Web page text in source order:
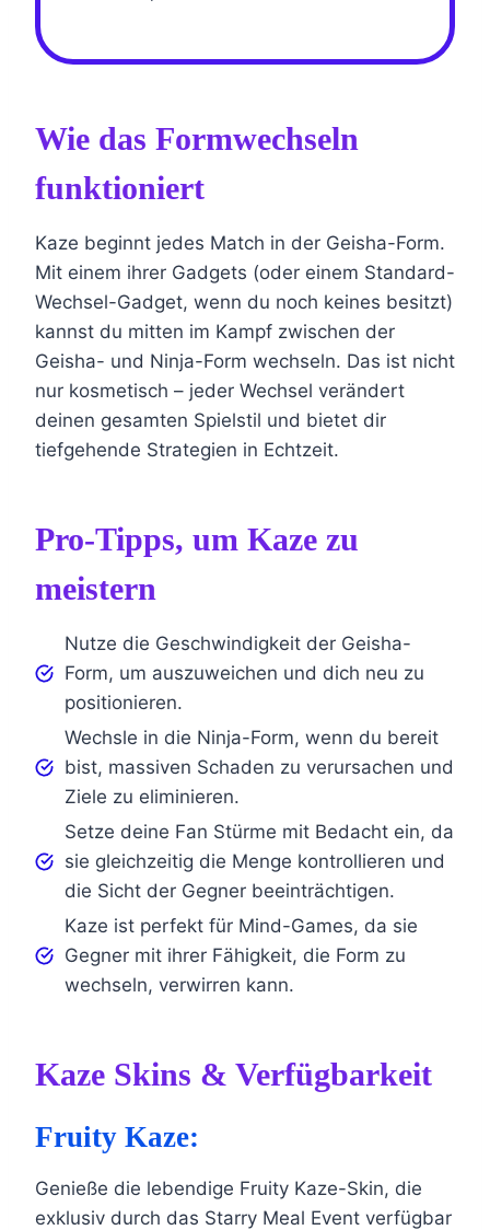
Wie das Formwechseln
funktioniert
Kaze beginnt jedes Match in der Geisha-Form.
Mit einem ihrer Gadgets (oder einem Standard-
Wechsel-Gadget, wenn du noch keines besitzt)
kannst du mitten im Kampf zwischen der
Geisha- und Ninja-Form wechseln. Das ist nicht
nur kosmetisch – jeder Wechsel verändert
deinen gesamten Spielstil und bietet dir
tiefgehende Strategien in Echtzeit.
Pro-Tipps, um Kaze zu
meistern
Nutze die Geschwindigkeit der Geisha-
Form, um auszuweichen und dich neu zu
positionieren.
Wechsle in die Ninja-Form, wenn du bereit
bist, massiven Schaden zu verursachen und
Ziele zu eliminieren.
Setze deine Fan Stürme mit Bedacht ein, da
sie gleichzeitig die Menge kontrollieren und
die Sicht der Gegner beeinträchtigen.
Kaze ist perfekt für Mind-Games, da sie
Gegner mit ihrer Fähigkeit, die Form zu
wechseln, verwirren kann.
Kaze Skins & Verfügbarkeit
Fruity Kaze:
Genieße die lebendige Fruity Kaze-Skin, die
exklusiv durch das Starry Meal Event verfügbar